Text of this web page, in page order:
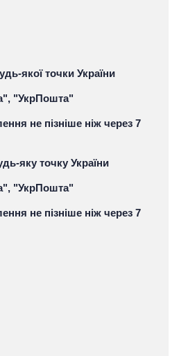
якої точки України
"УкрПошта"
не пізніше ніж через 7
яку точку України
"УкрПошта"
не пізніше ніж через 7